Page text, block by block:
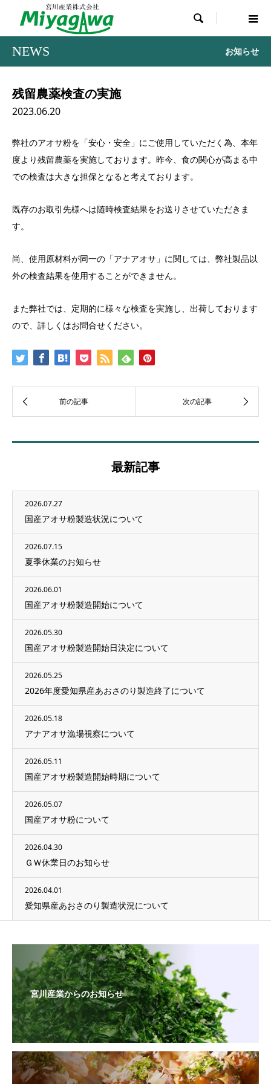

NEWS お知らせ
残留農薬検査の実施
2023.06.20
弊社のアオサ粉を「安心・安全」にご使用していただく為、本年
度より残留農薬を実施しております。昨今、食の関心が高まる中
での検査は大きな担保となると考えております。
既存のお取引先様へは随時検査結果をお送りさせていただきま
す。
尚、使用原材料が同一の「アナアオサ」に関しては、弊社製品以
外の検査結果を使用することができません。
また弊社では、定期的に様々な検査を実施し、出荷しております
ので、詳しくはお問合せください。
最新記事
2026.07.27
国産アオサ粉製造状況について
2026.07.15
夏季休業のお知らせ
2026.06.01
国産アオサ粉製造開始について
2026.05.30
国産アオサ粉製造開始日決定について
2026.05.25
2026年度愛知県産あおさのり製造終了について
2026.05.18
アナアオサ漁場視察について
2026.05.11
国産アオサ粉製造開始時期について
2026.05.07
国産アオサ粉について
2026.04.30
ＧＷ休業日のお知らせ
2026.04.01
愛知県産あおさのり製造状況について
宮川産業からのお知らせ